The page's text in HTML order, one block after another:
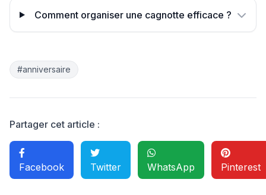
Comment organiser une cagnotte efficace ?
#anniversaire
Partager cet article :
Facebook Twitter WhatsApp Pinterest